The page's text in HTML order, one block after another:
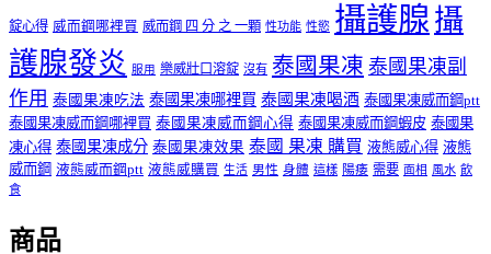
錠心得 威而鋼哪裡買 威而鋼 四 分 之 一顆 性功能 性慾 攝護腺 攝
護腺發炎
服用 樂威壯口溶錠 沒有 泰國果凍 泰國果凍副
作用 泰國果凍吃法 泰國果凍哪裡買 泰國果凍喝酒 泰國果凍威而鋼ptt
泰國果凍威而鋼哪裡買 泰國果凍威而鋼心得 泰國果凍威而鋼蝦皮 泰國果
凍心得 泰國果凍成分 泰國果凍效果 泰國 果凍 購買 液態威心得 液態
威而鋼 液態威而鋼ptt 液態威購買 生活 男性 身體 這樣 陽痿 需要 面相 風水 飲
食
商品